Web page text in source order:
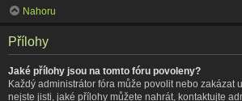
Nahoru
Přílohy
Jaké přílohy jsou na tomto fóru povoleny?
Každý administrátor fóra může povolit nebo zakázat
nejste jisti, jaké přílohy můžete nahrát, kontaktujte